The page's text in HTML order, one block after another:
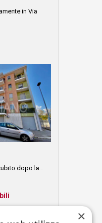
in Via
dopo la…
×